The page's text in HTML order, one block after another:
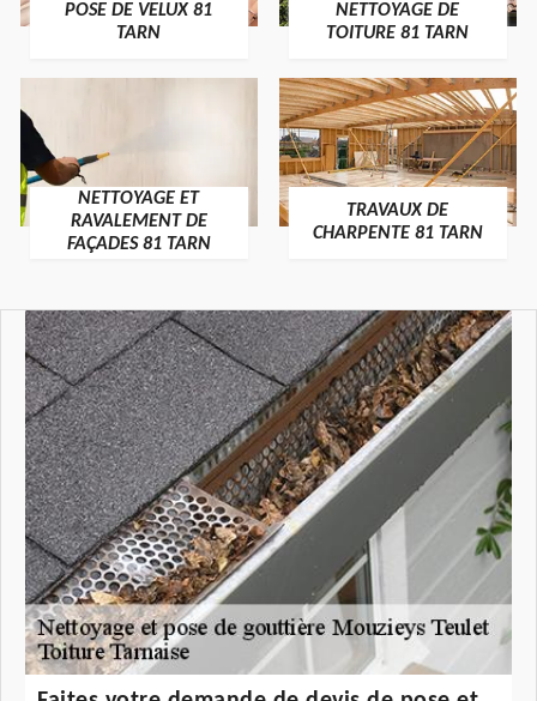
POSE DE VELUX 81
TARN
NETTOYAGE DE
TOITURE 81 TARN
NETTOYAGE ET
RAVALEMENT DE
FAÇADES 81 TARN
TRAVAUX DE
CHARPENTE 81 TARN